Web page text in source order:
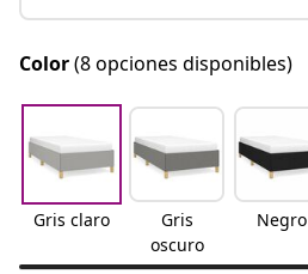
Color(8 opciones disponibles)
Gris claro
Gris
oscuro
Negro